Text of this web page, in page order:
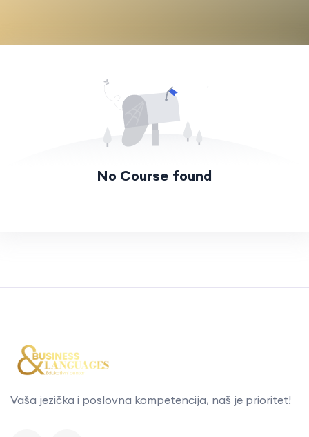
No Course found
Vaša jezička i poslovna kompetencija, naš je prioritet!